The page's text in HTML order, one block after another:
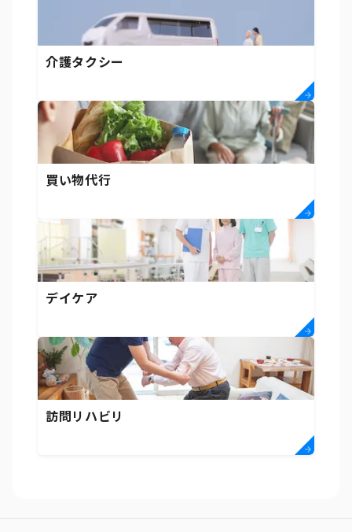
介護タクシー
買い物代行
デイケア
訪問リハビリ